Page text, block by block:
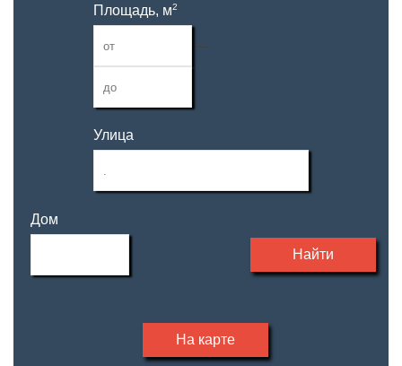
Площадь, м2
—
Улица
Дом
Найти
На карте